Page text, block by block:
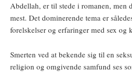
Abdellah, er til stede i romanen, men
mest. Det dominerende tema er
forelskelser og erfaringer med sex
Smerten ved at bekende sig til en
religion og omgivende samfund ses